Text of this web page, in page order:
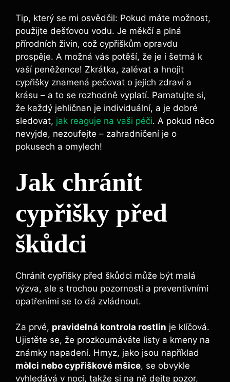
Tip, který se mi osvědčil: Pokud máte možnost,
použijte dešťovou vodu. Je měkčí a plná
přírodních živin, což cypřiškům opravdu
prospěje. A možná vás potěší, že je i šetrná k
vaší peněžence! Zkrátka, zalévat a hnojit
cypřišky znamená pečovat o jejich zdraví a
krásu – a to se rozhodně vyplatí. Pamatujte si,
že každý jehličnan je individuální, a je dobré
sledovat, jak reaguje na vaši péči. A pokud něco
nevyjde, nezoufejte – zahradničení je o
pokusech a omylech!
Jak chránit
cypřišky před
škůdci
Chránit cypřišky před škůdci může být malá
výzva, ale s trochou pozornosti a preventivními
opatřeními se to dá zvládnout.
Za prvé, pravidelná kontrola rostlin je klíčová.
Ujistěte se, že prozkoumáváte listy a kmeny na
známky napadení. Hmyz, jako jsou například
mòlci nebo cypřiškové mšice, se obvykle
vyhledává v noci, takže si na ně dejte pozor,